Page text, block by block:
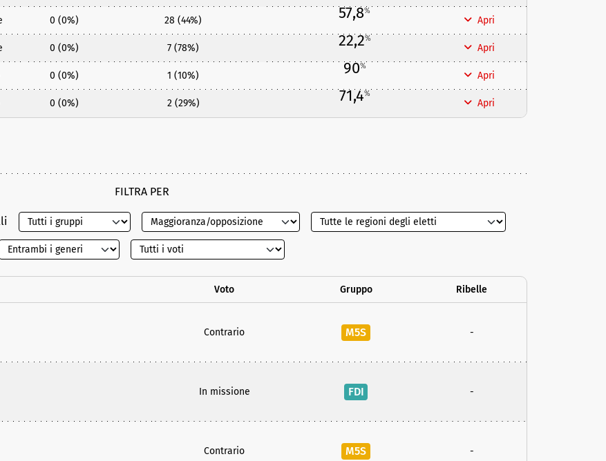
0 (0%) 28 (44%) 57,8%
Apri
0 (0%) 7 (78%) 22,2%
Apri
0 (0%) 1 (10%) 90%
Apri
0 (0%) 2 (29%) 71,4%
Apri
FILTRA PER
Voto Gruppo Ribelle
Contrario M5S -
In missione FDI -
Contrario M5S -